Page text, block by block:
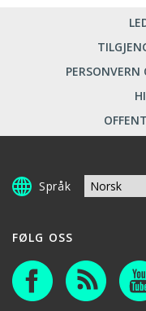
PERSONVERN
Språk
FØLG OSS